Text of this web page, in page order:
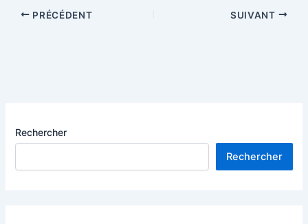
PRÉCÉDENT SUIVANT
Rechercher
Rechercher